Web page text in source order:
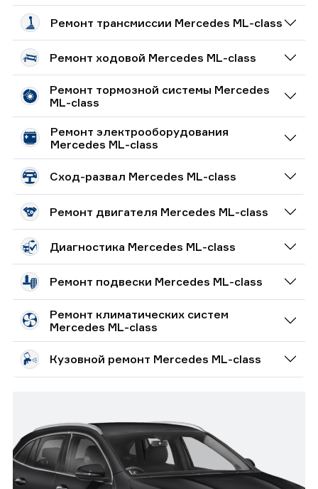
Ремонт трансмиссии Mercedes ML-class
Ремонт ходовой Mercedes ML-class
Ремонт тормозной системы Mercedes
ML-class
Ремонт электрооборудования
Mercedes ML-class
Сход-развал Mercedes ML-class
Ремонт двигателя Mercedes ML-class
Диагностика Mercedes ML-class
Ремонт подвески Mercedes ML-class
Ремонт климатических систем
Mercedes ML-class
Кузовной ремонт Mercedes ML-class